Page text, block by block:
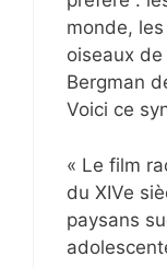
monde,
oiseaux
Bergman
Voici ce
« Le film
du XIVe
paysans